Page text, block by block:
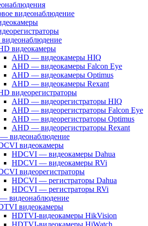
видеонаблюдение
видеокамеры
AHD — видеокамеры HIQ
AHD — видеокамеры Falcon Eye
AHD — видеокамеры Optimus
AHD — видеокамеры Rexant
видеорегистраторы
AHD — видеорегистраторы HIQ
AHD — видеорегистраторы Falcon Eye
AHD — видеорегистраторы Optimus
AHD — видеорегистраторы Rexant
видеонаблюдение
видеокамеры
HDCVI — видеокамеры Dahua
HDCVI — видеокамеры RVi
видеорегистраторы
HDCVI — регистраторы Dahua
HDCVI — регистраторы RVi
видеонаблюдение
видеокамеры
HDTVI-видеокамеры HikVision